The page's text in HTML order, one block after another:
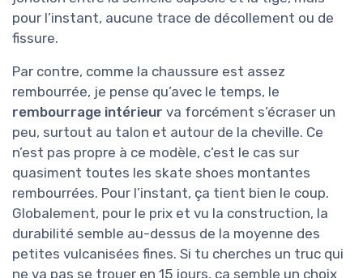
pour l’instant, aucune trace de décollement ou de
fissure.
Par contre, comme la chaussure est assez
rembourrée, je pense qu’avec le temps, le
rembourrage intérieur va forcément s’écraser un
peu, surtout au talon et autour de la cheville. Ce
n’est pas propre à ce modèle, c’est le cas sur
quasiment toutes les skate shoes montantes
rembourrées. Pour l’instant, ça tient bien le coup.
Globalement, pour le prix et vu la construction, la
durabilité semble au-dessus de la moyenne des
petites vulcanisées fines. Si tu cherches un truc qui
ne va pas se trouer en 15 jours, ça semble un choix